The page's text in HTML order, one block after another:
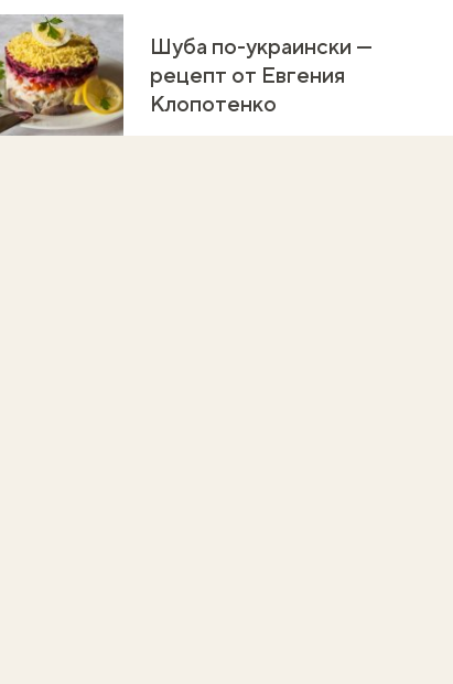
Шуба по-украински —
рецепт от Евгения
Клопотенко